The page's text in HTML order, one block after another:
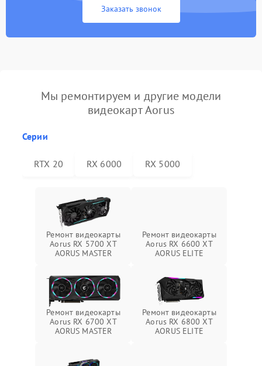
Заказать звонок
Мы ремонтируем и другие модели
видеокарт Aorus
Серии
RTX 20 RX 6000 RX 5000
Ремонт видеокарты
Aorus RX 5700 XT
AORUS MASTER
Ремонт видеокарты
Aorus RX 6600 XT
AORUS ELITE
Ремонт видеокарты
Aorus RX 6700 XT
AORUS MASTER
Ремонт видеокарты
Aorus RX 6800 XT
AORUS ELITE